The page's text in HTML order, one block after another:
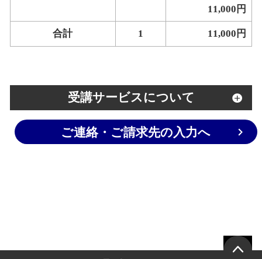
11,000円
合計 1 11,000円
受講サービスについて
ご連絡・ご請求先の入力へ